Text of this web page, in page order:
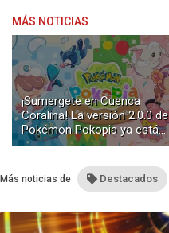
MÁS NOTICIAS
¡Sumergete en Cuenca
Coralina! La versión 2.0.0 de
Pokémon Pokopia ya está
disponible con buceo y
Más noticias de Destacados